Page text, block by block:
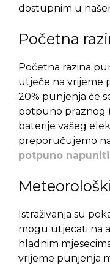
dostupnim u
Početna
Početna razina
utječe na vrijeme
20% punjenja će
potpuno praznog
baterije vašeg
preporučujemo
potpuno
Istraživanja su
mogu utjecati na
hladnim
vrijeme punjenja